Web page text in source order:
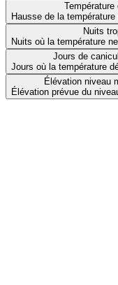
Température
Hausse de la
Nuits
Nuits où la température
Jours de
Jours où la température
Élévation niveau
Élévation prévue du